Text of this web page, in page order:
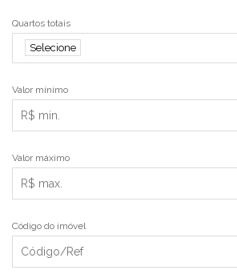
Quartos totais
Selecione
Valor mínimo
Valor máximo
Código do imóvel